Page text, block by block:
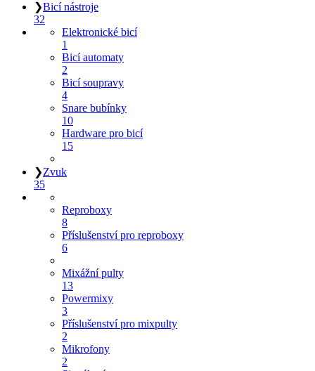
❯Bicí nástroje
32
Elektronické bicí
1
Bicí automaty
2
Bicí soupravy
4
Snare bubínky
10
Hardware pro bicí
15
❯Zvuk
35
Reproboxy
8
Příslušenství pro reproboxy
6
Mixážní pulty
13
Powermixy
3
Příslušenství pro mixpulty
2
Mikrofony
2